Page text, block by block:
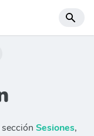
Sesiones,